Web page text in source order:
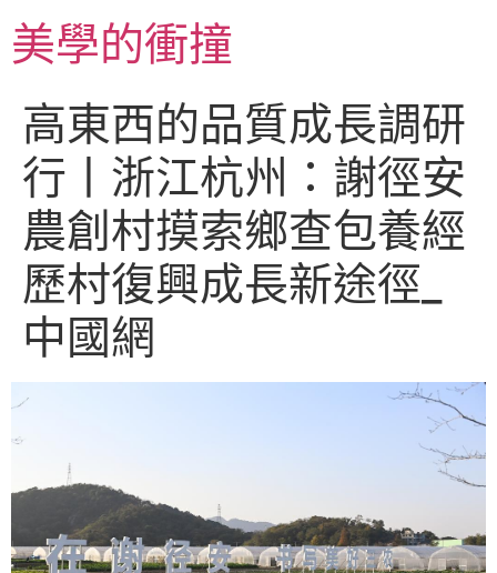
至
主美學的衝撞
高東西的品質成長調研
行丨浙江杭州：謝徑安
農創村摸索鄉查包養經
歷村復興成長新途徑_
中國網